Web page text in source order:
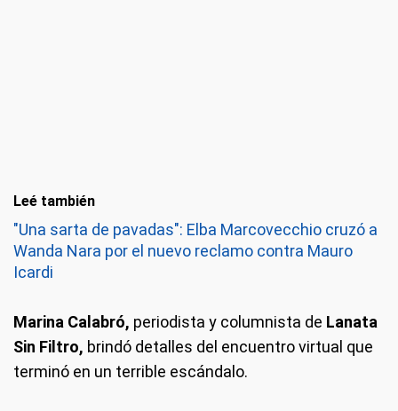
Leé también
"Una sarta de pavadas": Elba Marcovecchio cruzó a
Wanda Nara por el nuevo reclamo contra Mauro
Icardi
Marina Calabró, periodista y columnista de Lanata
Sin Filtro, brindó detalles del encuentro virtual que
terminó en un terrible escándalo.